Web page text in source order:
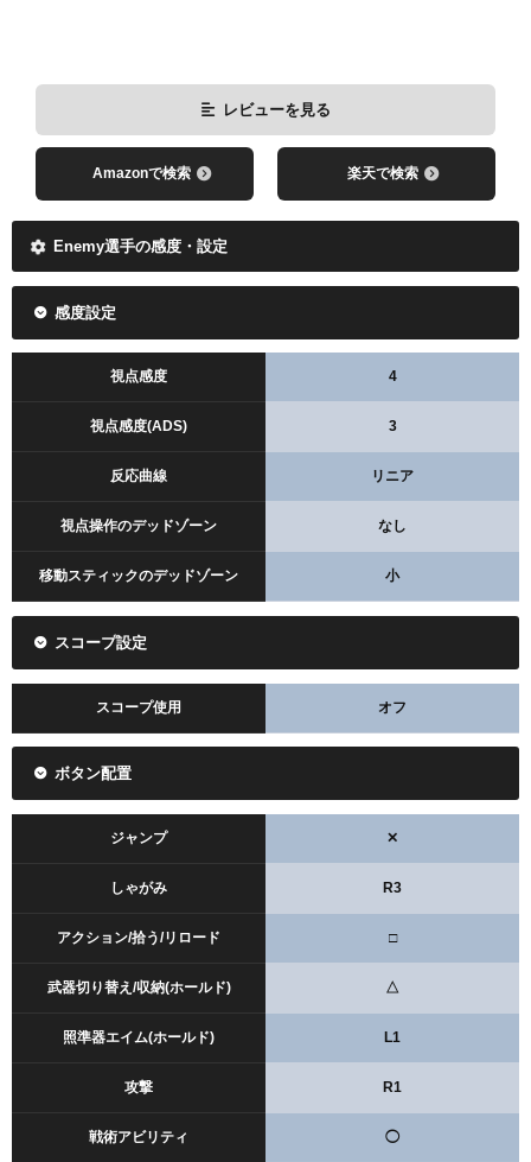
レビューを見る
レビューを見る
Amazonで検索 楽天で検索
Enemy選手の感度・設定
感度設定
視点感度 4
視点感度(ADS) 3
反応曲線 リニア
視点操作のデッドゾーン なし
移動スティックのデッドゾーン 小
スコープ設定
スコープ使用 オフ
ボタン配置
ジャンプ ✕
しゃがみ R3
アクション/拾う/リロード □
武器切り替え/収納(ホールド) △
照準器エイム(ホールド) L1
攻撃 R1
戦術アビリティ ◯